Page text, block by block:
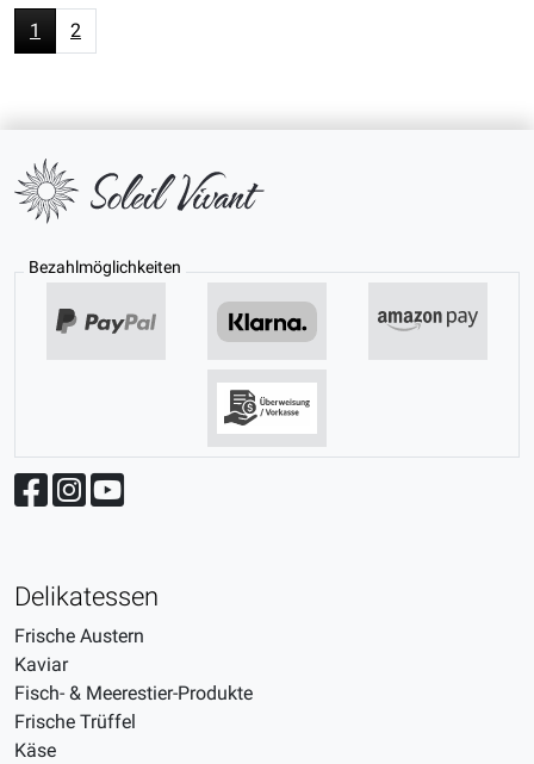
1 2
Bezahlmöglichkeiten
Delikatessen
Frische Austern
Kaviar
Fisch- & Meerestier-Produkte
Frische Trüffel
Käse